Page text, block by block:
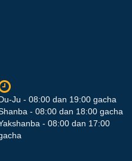
Ju - 08:00 dan 19:00 gacha
- 08:00 dan 18:00 gacha
- 08:00 dan 17:00